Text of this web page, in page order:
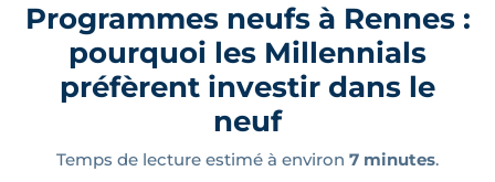
Programmes neufs à Rennes :
pourquoi les Millennials
préfèrent investir dans le
neuf
Temps de lecture estimé à environ 7 minutes.